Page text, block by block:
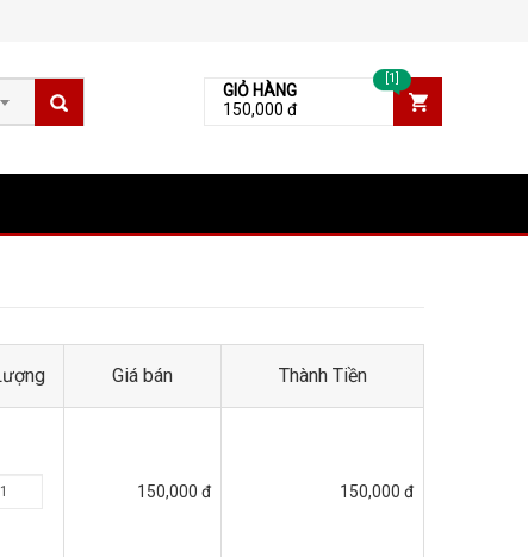
GIỎ HÀNG
150,000 đ
[1]
Giá bán Thành Tiền
150,000 đ 150,000 đ